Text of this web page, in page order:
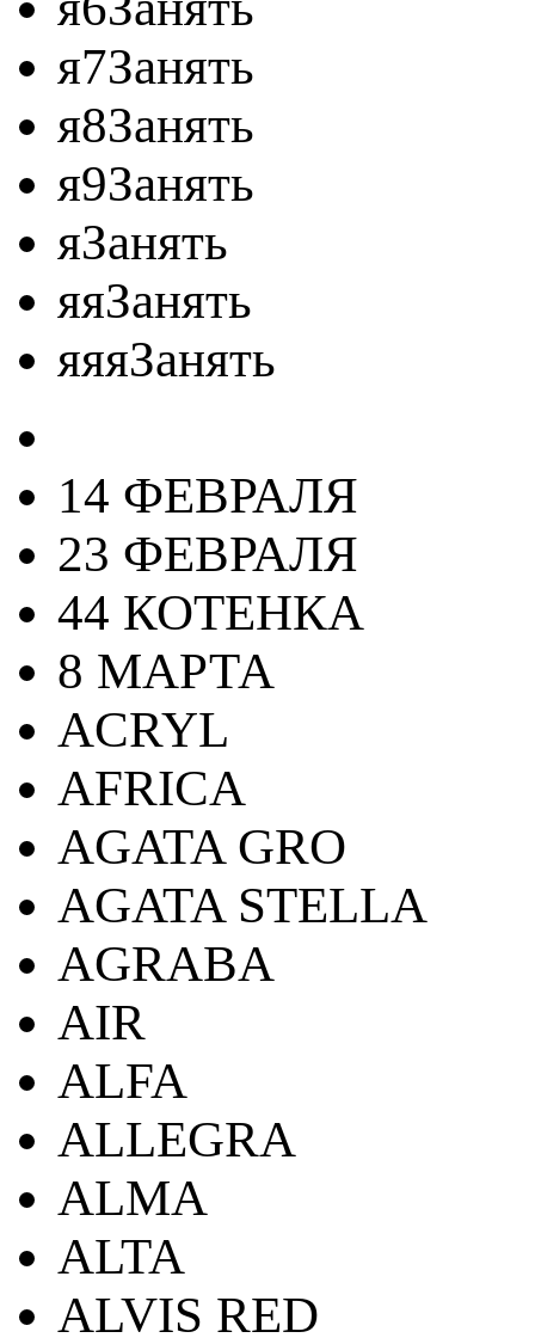
я7Занять
я8Занять
я9Занять
яЗанять
яяЗанять
яяяЗанять
14 ФЕВРАЛЯ
23 ФЕВРАЛЯ
44 КОТЕНКА
8 МАРТА
ACRYL
AFRICA
AGATA GRO
AGATA STELLA
AGRABA
AIR
ALFA
ALLEGRA
ALMA
ALTA
ALVIS RED